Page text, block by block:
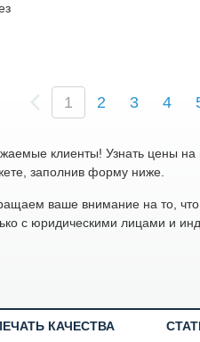
1
c
r
e
t
)
2 3 4
клиенты! Узнать цены
заполнив форму ниже.
ваше внимание на то,
с юридическими лицами и
КАЧЕСТВА